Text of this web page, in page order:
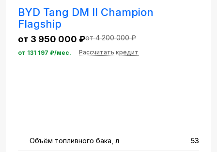
BYD Tang DM II Champion
Flagship
от 3 950 000 ₽от 4 200 000 ₽
от 131 197 ₽/мес. Рассчитать кредит
Объём топливного бака, л 53